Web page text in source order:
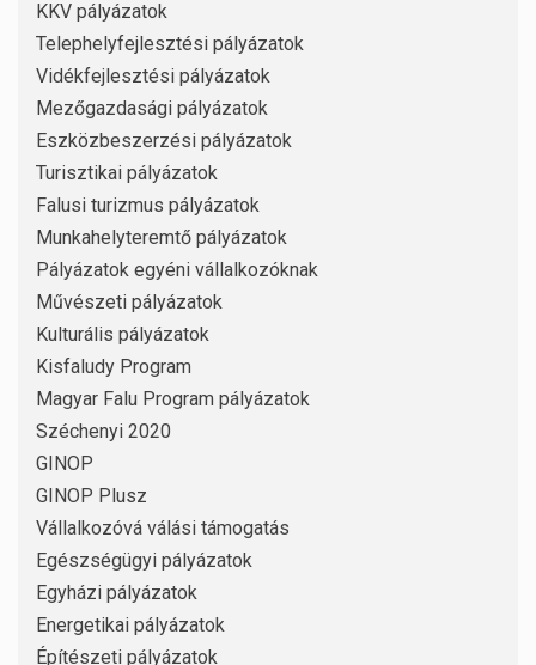
KKV pályázatok
Telephelyfejlesztési pályázatok
Vidékfejlesztési pályázatok
Mezőgazdasági pályázatok
Eszközbeszerzési pályázatok
Turisztikai pályázatok
Falusi turizmus pályázatok
Munkahelyteremtő pályázatok
Pályázatok egyéni vállalkozóknak
Művészeti pályázatok
Kulturális pályázatok
Kisfaludy Program
Magyar Falu Program pályázatok
Széchenyi 2020
GINOP
GINOP Plusz
Vállalkozóvá válási támogatás
Egészségügyi pályázatok
Egyházi pályázatok
Energetikai pályázatok
Építészeti pályázatok